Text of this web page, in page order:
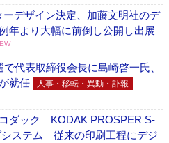
デザイン決定、加藤文明社のデ
より大幅に前倒し公開し出展
代表取締役会長に島崎啓一氏、
就任
人事・移転・異動・訃報
コダック KODAK PROSPER S-
ステム 従来の印刷工程にデジ